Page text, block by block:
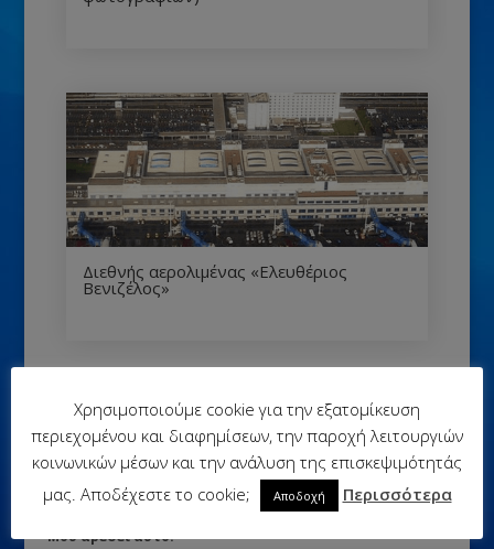
Διεθνής αερολιμένας «Ελευθέριος
Βενιζέλος»
Κοινοποιήστε:
Μου αρέσει αυτό:
Χρησιμοποιούμε cookie για την εξατομίκευση
περιεχομένου και διαφημίσεων, την παροχή λειτουργιών
κοινωνικών μέσων και την ανάλυση της επισκεψιμότητάς
μας. Αποδέχεστε το cookie;
Αποδοχή Περισσότερα